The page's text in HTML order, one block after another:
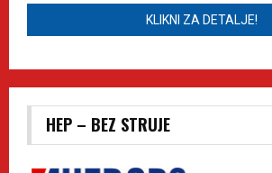
KLIKNI ZA DETALJE!
HEP – BEZ STRUJE